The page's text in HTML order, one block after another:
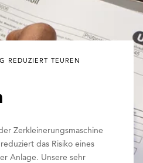
TEUREN A
Zerkleinerungsmaschine
das Risiko eines
Anlage. Unsere sehr